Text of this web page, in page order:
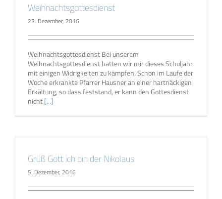
Weihnachtsgottesdienst
23. Dezember, 2016
Weihnachtsgottesdienst Bei unserem
Weihnachtsgottesdienst hatten wir mir dieses Schuljahr
mit einigen Widrigkeiten zu kämpfen. Schon im Laufe der
Woche erkrankte Pfarrer Hausner an einer hartnäckigen
Erkältung, so dass feststand, er kann den Gottesdienst
nicht[...]
Grüß Gott ich bin der Nikolaus
5. Dezember, 2016